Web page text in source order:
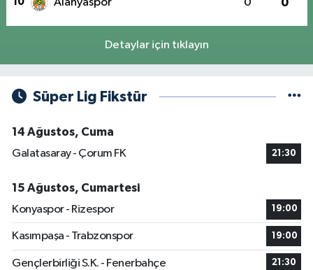
Alanyaspor 0 0
Detaylar için tıklayın
Süper Lig Fikstür
14 Ağustos, Cuma
Galatasaray - Çorum FK
21:30
15 Ağustos, Cumartesi
Konyaspor - Rizespor
19:00
Kasımpaşa - Trabzonspor 19:00
Gençlerbirliği S.K. - Fenerbahçe 21:30